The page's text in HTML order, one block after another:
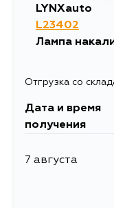
LYNXauto
L23402
Лампа
Отгрузка со
Дата и время
получения
7 августа